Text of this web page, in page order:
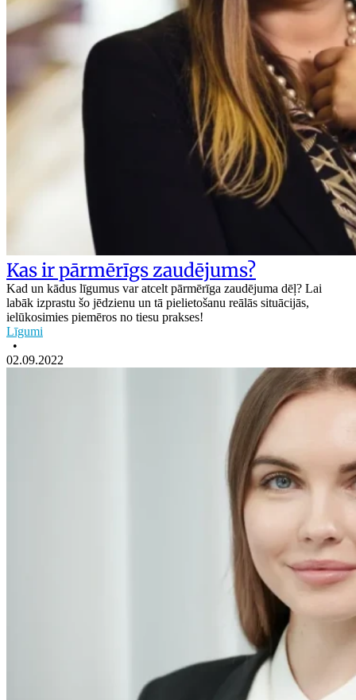
Kas ir pārmērīgs zaudējums?
Kad un kādus līgumus var atcelt pārmērīga zaudējuma dēļ? Lai
labāk izprastu šo jēdzienu un tā pielietošanu reālās situācijās,
ielūkosimies piemēros no tiesu prakses!
Līgumi
•
02.09.2022